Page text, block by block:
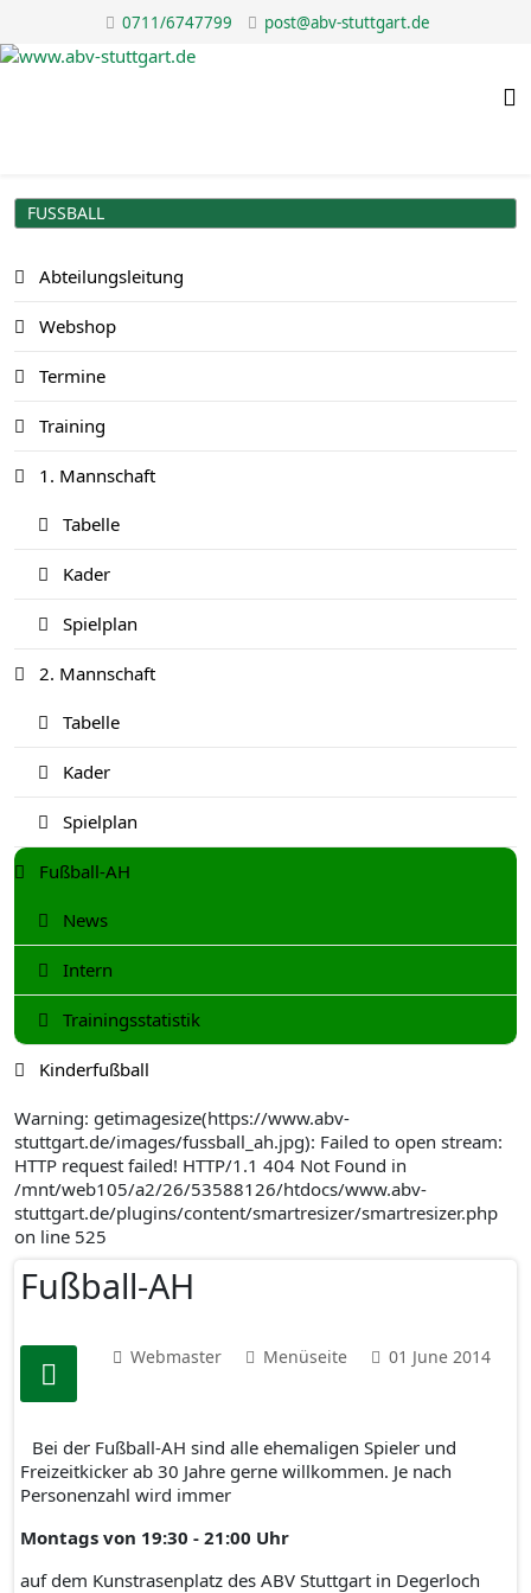
0711/6747799 post@abv-stuttgart.de
FUSSBALL
Abteilungsleitung
Webshop
Termine
Training
1. Mannschaft
Tabelle
Kader
Spielplan
2. Mannschaft
Tabelle
Kader
Spielplan
Fußball-AH
News
Intern
Trainingsstatistik
Kinderfußball
Warning: getimagesize(https://www.abv-
stuttgart.de/images/fussball_ah.jpg): Failed to open stream:
HTTP request failed! HTTP/1.1 404 Not Found in
/mnt/web105/a2/26/53588126/htdocs/www.abv-
stuttgart.de/plugins/content/smartresizer/smartresizer.php
on line 525
Fußball-AH
Webmaster Menüseite 01 June 2014
Bei der Fußball-AH sind alle ehemaligen Spieler und
Freizeitkicker ab 30 Jahre gerne willkommen. Je nach
Personenzahl wird immer
Montags von 19:30 - 21:00 Uhr
auf dem Kunstrasenplatz des ABV Stuttgart in Degerloch